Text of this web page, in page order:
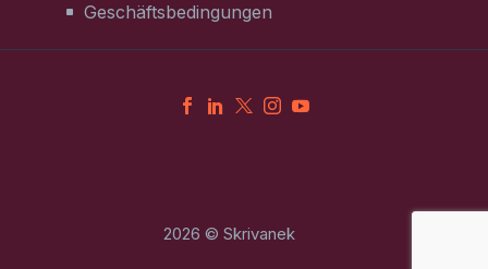
Geschäftsbedingungen
2026 © Skrivanek